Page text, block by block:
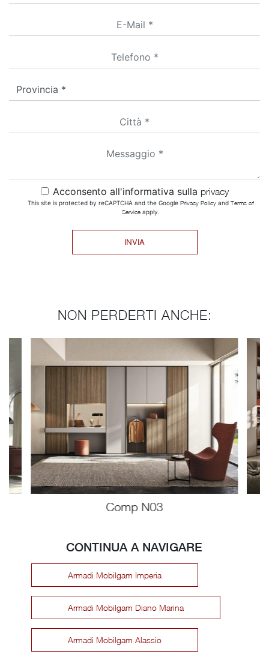
Acconsento all'informativa sulla privacy
This site is protected by reCAPTCHA and the Google Privacy Policyand Terms of
Serviceapply.
INVIA
NON PERDERTI ANCHE:
Comp N03
CONTINUA A NAVIGARE
Armadi Mobilgam Imperia
Armadi Mobilgam Diano Marina
Armadi Mobilgam Alassio